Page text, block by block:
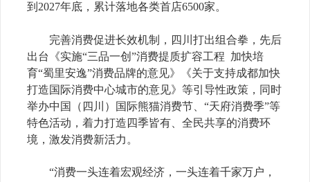
到2027年底，累计落地各类首店6500家。
完善消费促进长效机制，四川打出组合拳，先后
出台《实施“三品一创”消费提质扩容工程 加快培
育“蜀里安逸”消费品牌的意见》《关于支持成都加快
打造国际消费中心城市的意见》等引导性政策，同时
举办中国（四川）国际熊猫消费节、“天府消费季”等
特色活动，着力打造四季皆有、全民共享的消费环
境，激发消费新活力。
“消费一头连着宏观经济，一头连着千家万户，